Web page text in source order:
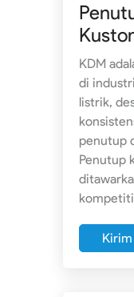
KDM
di
listrik,
penutup
Penutup